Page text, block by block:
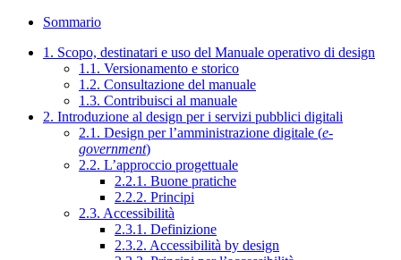
Sommario
1. Scopo, destinatari e uso del Manuale operativo di design
1.1. Versionamento e storico
1.2. Consultazione del manuale
1.3. Contribuisci al manuale
2. Introduzione al design per i servizi pubblici digitali
2.1. Design per l’amministrazione digitale (e-
government)
2.2. L’approccio progettuale
2.2.1. Buone pratiche
2.2.2. Principi
2.3. Accessibilità
2.3.1. Definizione
2.3.2. Accessibilità by design